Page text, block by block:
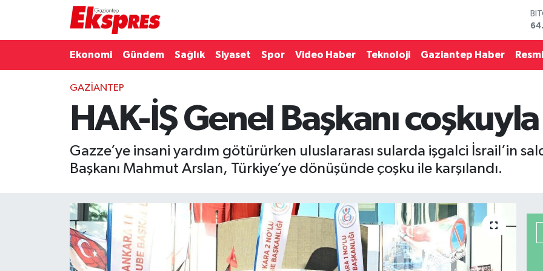
Ekonomi Gündem Sağlık Siyaset Spor Video Haber Teknoloji Gaziantep Haber
GAZIANTEP
HAK-İŞ Genel Başkanı coşkuyla
Gazze’ye insani yardım götürürken uluslararası sularda işgalci İsrail’in
Başkanı Mahmut Arslan, Türkiye’ye dönüşünde çoşku ile karşılandı.
Gaziantep son dakika
Gündem
Kültür Sanat
Magazin
Puan Durumu ve Fikstür
Son Dakika Haberleri